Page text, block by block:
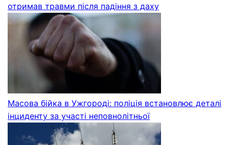
отримав травми після падіння з даху
Масова бійка в Ужгороді: поліція встановлює деталі
інциденту за участі неповнолітньої